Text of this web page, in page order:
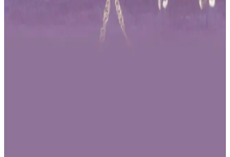
Bu makalede, Forentina gü<müş> kaplama takı seti ile TakıConcept
gelin setini detaylı karşılaştırıyoruz. Her iki setin özellikleri, kullanıcı
yorumları ve stil uyumu hakkında bilgi edinin.